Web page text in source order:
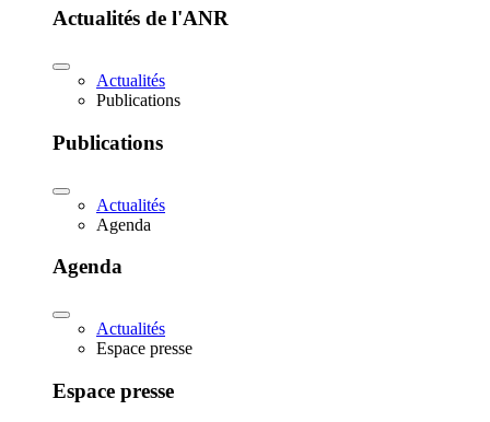
Actualités de l'ANR
Actualités
Publications
Publications
Actualités
Agenda
Agenda
Actualités
Espace presse
Espace presse